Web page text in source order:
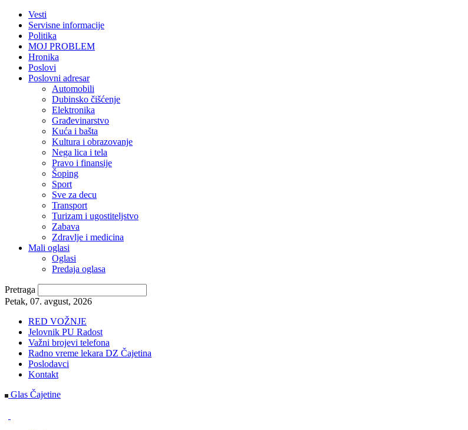
Vesti
Servisne informacije
Politika
MOJ PROBLEM
Hronika
Poslovi
Poslovni adresar
Automobili
Dubinsko čišćenje
Elektronika
Građevinarstvo
Kuća i bašta
Kultura i obrazovanje
Nega lica i tela
Pravo i finansije
Šoping
Sport
Sve za decu
Transport
Turizam i ugostiteljstvo
Zabava
Zdravlje i medicina
Mali oglasi
Oglasi
Predaja oglasa
Pretraga
Petak, 07. avgust, 2026
RED VOŽNJE
Jelovnik PU Radost
Važni brojevi telefona
Radno vreme lekara DZ Čajetina
Poslodavci
Kontakt
Glas Čajetine